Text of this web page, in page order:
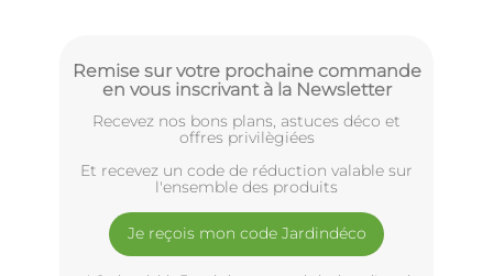
Remise sur votre prochaine commande
en vous inscrivant à la Newsletter
Recevez nos bons plans, astuces déco et
offres privilègiées
Et recevez un code de réduction valable sur
l'ensemble des produits
Je reçois mon code Jardindéco